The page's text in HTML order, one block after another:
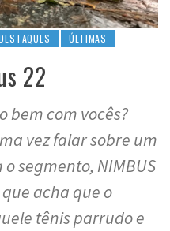
ÚLTIMAS
22
bem com vocês?
vez falar sobre um
segmento, NIMBUS
acha que o
tênis parrudo e